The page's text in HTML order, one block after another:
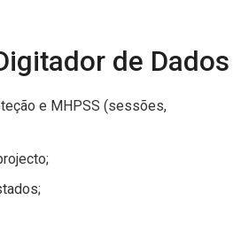
de Dados
e MHPSS (sessões,